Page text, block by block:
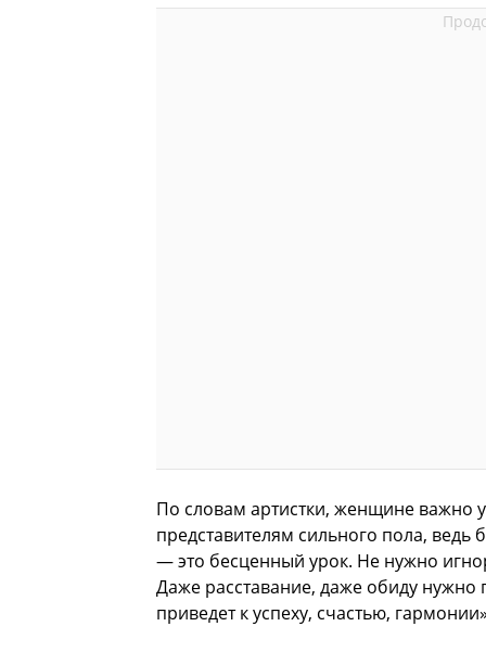
По словам артистки, женщине важно
представителям сильного пола,
— это бесценный урок. Не нужно
Даже расставание, даже обиду
приведет к успеху, счастью,